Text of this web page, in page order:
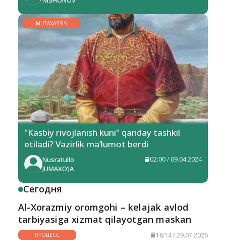
MUTAXASSIS
MINBARI
"Kasbiy rivojlanish kuni" qanday tashkil
etiladi? Vazirlik ma’lumot berdi
Nusratullo
JUMAXO‘JA
02:00 / 09.04.2024
Сегодня
Al-Xorazmiy oromgohi – kelajak avlod
tarbiyasiga xizmat qilayotgan maskan
ПРОЦЕСС 18:14 / 29.07.2026